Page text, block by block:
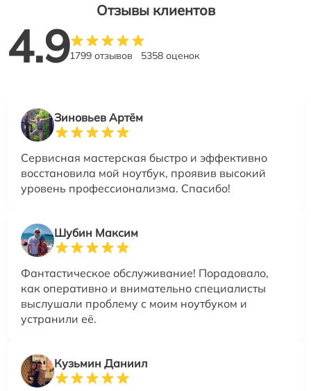
Отзывы клиентов
4.91799 отзывов 5358 оценок
Зиновьев Артём
Сервисная мастерская быстро и эффективно
восстановила мой ноутбук, проявив высокий
уровень профессионализма. Спасибо!
Шубин Максим
Фантастическое обслуживание! Порадовало,
как оперативно и внимательно специалисты
выслушали проблему с моим ноутбуком и
устранили её.
Кузьмин Даниил